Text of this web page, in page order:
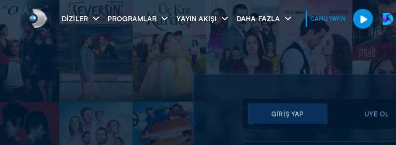
DIZILER PROGRAMLAR YAYIN AKIŞI DAHA FAZLA CANLI YAYIN
Arama
GİRİŞ YAP ÜYE OL